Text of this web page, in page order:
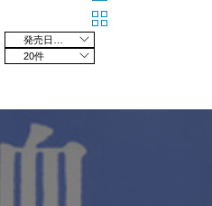
20件